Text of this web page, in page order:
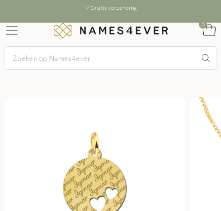
Gratis verzending
0